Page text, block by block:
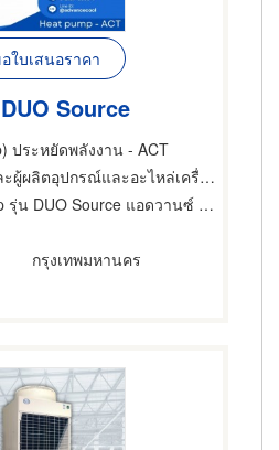
ใบเสนอราคา
Source
ประหยัดพลังงาน - ACT
รณ์และอะไหล่เครื่องทำความเย็น,เครื่องทำความร้อน
Source แอดวานซ์ คูล เทคโนโลยี
กรุงเทพมหานคร